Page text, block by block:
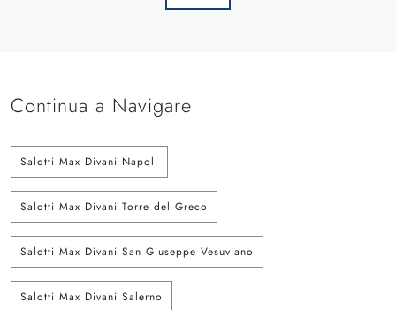
Continua a Navigare
Salotti Max Divani Napoli
Salotti Max Divani Torre del Greco
Salotti Max Divani San Giuseppe Vesuviano
Salotti Max Divani Salerno